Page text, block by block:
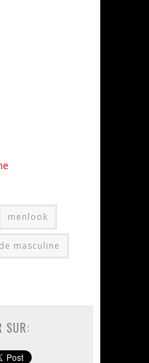
menlook
masculine
SUR: